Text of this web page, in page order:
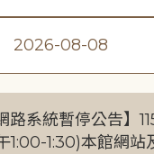
2026-08-08
路系統暫停公告】
1:00-1:30)本館網站